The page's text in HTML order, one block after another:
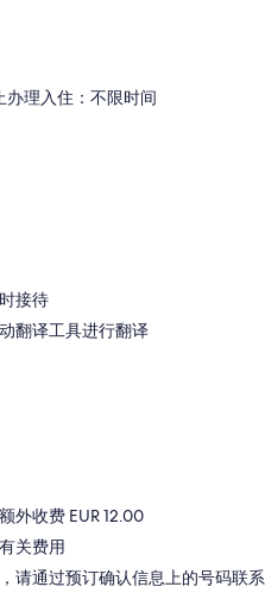
理入住：不限时间
接待
翻译工具进行翻译
外收费 EUR 12.00
关费用
请通过预订确认信息上的号码联系